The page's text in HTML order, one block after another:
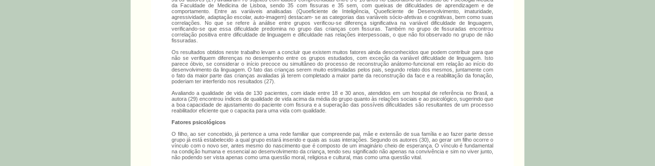
da Faculdade de Medicina de Lisboa, sendo 35 com fissuras e 35 sem, com queixas de dificuldades de aprendizagem e de
comportamento. Entre as variáveis analisadas (Quoeficiente de Inteligência, Quoeficiente de Desenvolvimento, imaturidade,
agressividade, adaptação escolar, auto-imagem) destacam- se as categorias das variáveis sócio-afetivas e cognitivas, bem como suas
correlações. No que se refere à análise entre grupos verificou-se diferença significativa na variável dificuldade de linguagem,
verificando-se que essa dificuldade predomina no grupo das crianças com fissuras. Também no grupo de fissuradas encontrou
correlação positiva entre dificuldade de linguagem e dificuldade nas relações interpessoais, o que não foi observado no grupo de não
fissuradas.
Os resultados obtidos neste trabalho levam a concluir que existem muitos fatores ainda desconhecidos que podem contribuir para que
não se verifiquem diferenças no desempenho entre os grupos estudados, com exceção da variável dificuldade de linguagem. Isto
parece óbvio, se considerar o início precoce ou simultâneo do processo de reconstrução anátomo-funcional em relação ao início do
desenvolvimento da linguagem. O fato das crianças serem muito estimuladas pelos pais, segundo relato dos mesmos, juntamente com
o fato da maior parte das crianças avaliadas já terem completado a maior parte da reconstrução da face e a reabilitação da fonação,
poderiam ter interferido nos resultados (27).
Avaliando a qualidade de vida de 130 pacientes, com idade entre 18 e 30 anos, atendidos em um hospital de referência no Brasil, a
autora (29) encontrou índices de qualidade de vida acima da média do grupo quanto às relações sociais e ao psicológico, sugerindo que
a boa capacidade de ajustamento do paciente com fissura e a superação das possíveis dificuldades são resultantes de um processo
reabilitador eficiente que o capacita para uma vida com qualidade.
Fatores psicológicos
O filho, ao ser concebido, já pertence a uma rede familiar que compreende pai, mãe e extensão de sua família e ao fazer parte desse
grupo já está estabelecido a qual grupo estará inserido e quais as suas interações. Segundo os autores (30), ao gerar um filho ocorre o
vínculo com o novo ser, antes mesmo do nascimento que é composto de um imaginário cheio de esperança. O vínculo é fundamental
na condição humana e essencial ao desenvolvimento da criança, tendo seu significado não apenas na convivência e sim no viver junto,
não podendo ser vista apenas como uma questão moral, religiosa e cultural, mas como uma questão vital.